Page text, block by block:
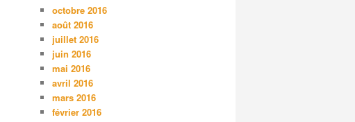
octobre 2016
août 2016
juillet 2016
juin 2016
mai 2016
avril 2016
mars 2016
février 2016